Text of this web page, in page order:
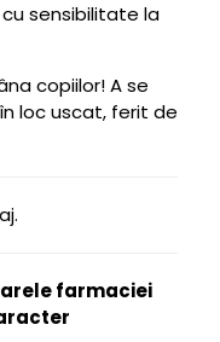
sensibilitate la
copiilor! A se
loc uscat, ferit de
farmaciei